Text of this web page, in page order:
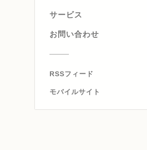
サービス
お問い合わせ
RSSフィード
モバイルサイト